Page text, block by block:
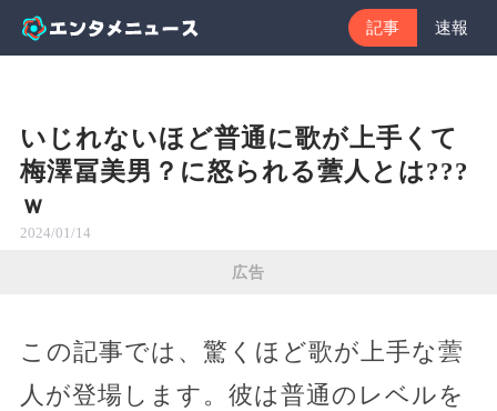
記事 速報
いじれないほど普通に歌が上手くて
梅澤冨美男？に怒られる蕓人とは???
ｗ
2024/01/14
広告
この記事では、驚くほど歌が上手な蕓
人が登場します。彼は普通のレベルを